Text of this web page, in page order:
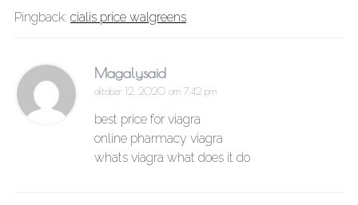
Pingback: cialis price walgreens
Magalysaid
oktober 12, 2020 om 7:42 pm
best price for viagra
online pharmacy viagra
whats viagra what does it do